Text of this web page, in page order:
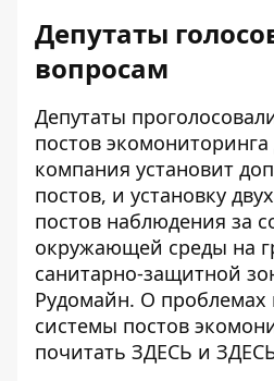
Депутаты
вопросам
Депутаты
постов
компания установит
постов, и установку
постов наблюдения за
окружающей среды на
санитарно-защитной
Рудомайн. О проблемах
системы постов
почитать ЗДЕСЬ и